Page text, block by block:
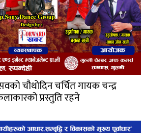
चौथोदिन चर्चित गायक चन्द्र
प्रस्तुति रहने